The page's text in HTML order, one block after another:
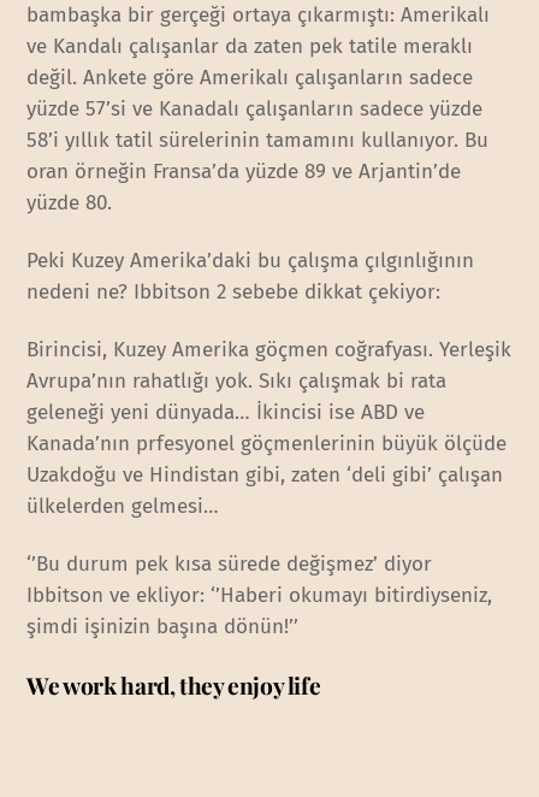
bambaşka bir gerçeği ortaya çıkarmıştı: Amerikalı
ve Kandalı çalışanlar da zaten pek tatile meraklı
değil. Ankete göre Amerikalı çalışanların sadece
yüzde 57’si ve Kanadalı çalışanların sadece yüzde
58’i yıllık tatil sürelerinin tamamını kullanıyor. Bu
oran örneğin Fransa’da yüzde 89 ve Arjantin’de
yüzde 80.
Peki Kuzey Amerika’daki bu çalışma çılgınlığının
nedeni ne? Ibbitson 2 sebebe dikkat çekiyor:
Birincisi, Kuzey Amerika göçmen coğrafyası. Yerleşik
Avrupa’nın rahatlığı yok. Sıkı çalışmak bi rata
geleneği yeni dünyada… İkincisi ise ABD ve
Kanada’nın prfesyonel göçmenlerinin büyük ölçüde
Uzakdoğu ve Hindistan gibi, zaten ‘deli gibi’ çalışan
ülkelerden gelmesi…
‘’Bu durum pek kısa sürede değişmez’ diyor
Ibbitson ve ekliyor: ‘’Haberi okumayı bitirdiyseniz,
şimdi işinizin başına dönün!’’
We work hard, they enjoy life